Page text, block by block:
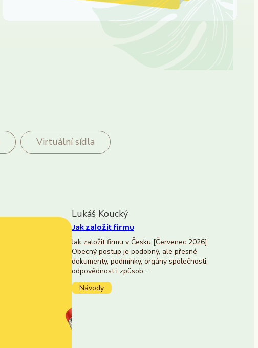
Virtuální sídla
Lukáš Koucký
Jak založit firmu
Jak založit firmu v Česku [Červenec 2026]
Obecný postup je podobný, ale přesné
dokumenty, podmínky, orgány společnosti,
odpovědnost i způsob…
Návody